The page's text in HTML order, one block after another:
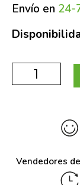
Envío en 24-
Vendedores